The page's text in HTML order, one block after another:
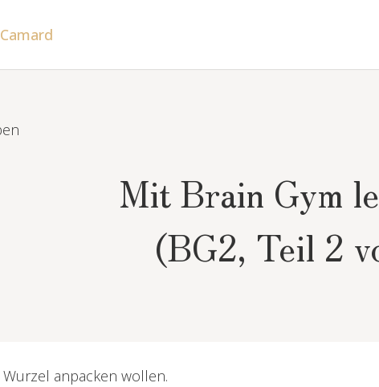
Mit Brain Gym
(BG2, Teil 2
anpacken wollen.